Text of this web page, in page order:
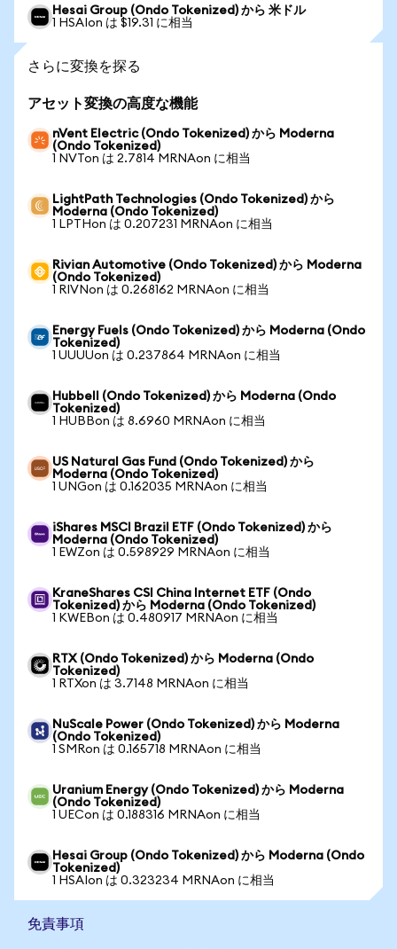
Hesai Group (Ondo Tokenized) から 米ドル
1 HSAIon は $19.31 に相当
さらに変換を探る
アセット変換の高度な機能
nVent Electric (Ondo Tokenized) から Moderna
(Ondo Tokenized)
1 NVTon は 2.7814 MRNAon に相当
LightPath Technologies (Ondo Tokenized) から
Moderna (Ondo Tokenized)
1 LPTHon は 0.207231 MRNAon に相当
Rivian Automotive (Ondo Tokenized) から Moderna
(Ondo Tokenized)
1 RIVNon は 0.268162 MRNAon に相当
Energy Fuels (Ondo Tokenized) から Moderna (Ondo
Tokenized)
1 UUUUon は 0.237864 MRNAon に相当
Hubbell (Ondo Tokenized) から Moderna (Ondo
Tokenized)
1 HUBBon は 8.6960 MRNAon に相当
US Natural Gas Fund (Ondo Tokenized) から
Moderna (Ondo Tokenized)
1 UNGon は 0.162035 MRNAon に相当
iShares MSCI Brazil ETF (Ondo Tokenized) から
Moderna (Ondo Tokenized)
1 EWZon は 0.598929 MRNAon に相当
KraneShares CSI China Internet ETF (Ondo
Tokenized) から Moderna (Ondo Tokenized)
1 KWEBon は 0.480917 MRNAon に相当
RTX (Ondo Tokenized) から Moderna (Ondo
Tokenized)
1 RTXon は 3.7148 MRNAon に相当
NuScale Power (Ondo Tokenized) から Moderna
(Ondo Tokenized)
1 SMRon は 0.165718 MRNAon に相当
Uranium Energy (Ondo Tokenized) から Moderna
(Ondo Tokenized)
1 UECon は 0.188316 MRNAon に相当
Hesai Group (Ondo Tokenized) から Moderna (Ondo
Tokenized)
1 HSAIon は 0.323234 MRNAon に相当
免責事項